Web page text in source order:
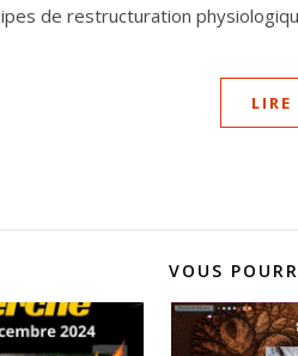
de restructuration
VOUS